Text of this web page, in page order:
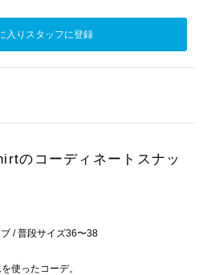
入りスタッフに登録
のコーディネートスナッ
/ 普段サイズ36〜38
使ったコーデ。